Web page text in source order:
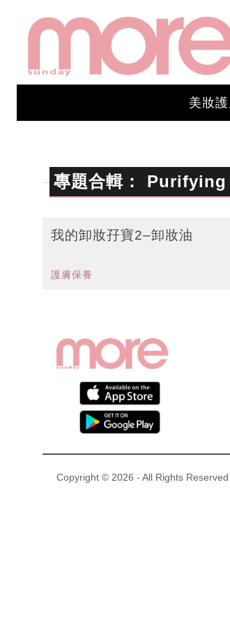
美妝
專題合輯： Purifying
我的卸妝孖寶2–卸妝油
護膚保養
Copyright © 2026 - All Rights Reserved